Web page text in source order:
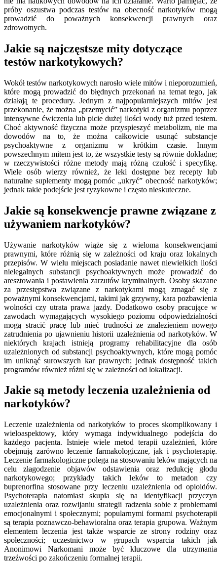
próby oszustwa podczas testów na obecność narkotyków mogą
prowadzić do poważnych konsekwencji prawnych oraz
zdrowotnych.
Jakie są najczęstsze mity dotyczące
testów narkotykowych?
Wokół testów narkotykowych narosło wiele mitów i nieporozumień,
które mogą prowadzić do błędnych przekonań na temat tego, jak
działają te procedury. Jednym z najpopularniejszych mitów jest
przekonanie, że można „przemycić” narkotyki z organizmu poprzez
intensywne ćwiczenia lub picie dużej ilości wody tuż przed testem.
Choć aktywność fizyczna może przyspieszyć metabolizm, nie ma
dowodów na to, że można całkowicie usunąć substancje
psychoaktywne z organizmu w krótkim czasie. Innym
powszechnym mitem jest to, że wszystkie testy są równie dokładne;
w rzeczywistości różne metody mają różną czułość i specyfikę.
Wiele osób wierzy również, że leki dostępne bez recepty lub
naturalne suplementy mogą pomóc „ukryć” obecność narkotyków;
jednak takie podejście jest ryzykowne i często nieskuteczne.
Jakie są konsekwencje prawne związane z
używaniem narkotyków?
Używanie narkotyków wiąże się z wieloma konsekwencjami
prawnymi, które różnią się w zależności od kraju oraz lokalnych
przepisów. W wielu miejscach posiadanie nawet niewielkich ilości
nielegalnych substancji psychoaktywnych może prowadzić do
aresztowania i postawienia zarzutów kryminalnych. Osoby skazane
za przestępstwa związane z narkotykami mogą zmagać się z
poważnymi konsekwencjami, takimi jak grzywny, kara pozbawienia
wolności czy utrata prawa jazdy. Dodatkowo osoby pracujące w
zawodach wymagających wysokiego poziomu odpowiedzialności
mogą stracić pracę lub mieć trudności ze znalezieniem nowego
zatrudnienia po ujawnieniu historii uzależnienia od narkotyków. W
niektórych krajach istnieją programy rehabilitacyjne dla osób
uzależnionych od substancji psychoaktywnych, które mogą pomóc
im uniknąć surowszych kar prawnych; jednak dostępność takich
programów również różni się w zależności od lokalizacji.
Jakie są metody leczenia uzależnienia od
narkotyków?
Leczenie uzależnienia od narkotyków to proces skomplikowany i
wieloaspektowy, który wymaga indywidualnego podejścia do
każdego pacjenta. Istnieje wiele metod terapii uzależnień, które
obejmują zarówno leczenie farmakologiczne, jak i psychoterapię.
Leczenie farmakologiczne polega na stosowaniu leków mających na
celu złagodzenie objawów odstawienia oraz redukcję głodu
narkotykowego; przykłady takich leków to metadon czy
buprenorfina stosowane przy leczeniu uzależnienia od opioidów.
Psychoterapia natomiast skupia się na identyfikacji przyczyn
uzależnienia oraz rozwijaniu strategii radzenia sobie z problemami
emocjonalnymi i społecznymi; popularnymi formami psychoterapii
są terapia poznawczo-behawioralna oraz terapia grupowa. Ważnym
elementem leczenia jest także wsparcie ze strony rodziny oraz
społeczności; uczestnictwo w grupach wsparcia takich jak
Anonimowi Narkomani może być kluczowe dla utrzymania
trzeźwości po zakończeniu formalnej terapii.